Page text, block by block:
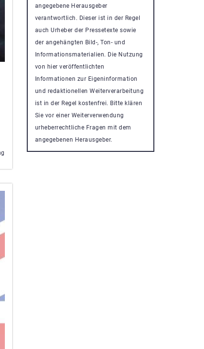
angegebene Herausgeber
verantwortlich. Dieser ist in der Regel
auch Urheber der Pressetexte sowie
der angehängten Bild-, Ton- und
Informationsmaterialien. Die Nutzung
von hier veröffentlichten
Informationen zur Eigeninformation
und redaktionellen Weiterverarbeitung
ist in der Regel kostenfrei. Bitte klären
Sie vor einer Weiterverwendung
urheberrechtliche Fragen mit dem
angegebenen Herausgeber.